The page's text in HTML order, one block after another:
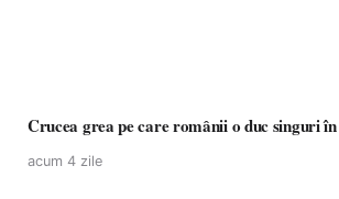
Crucea grea pe care românii o duc
acum 4 zile